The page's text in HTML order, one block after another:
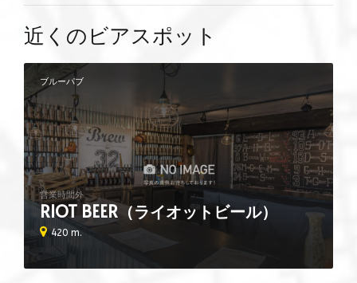
近くのビアスポット
ブルーパブ
RIOT BEER（ライオットビール）
営業時間外
420 m.